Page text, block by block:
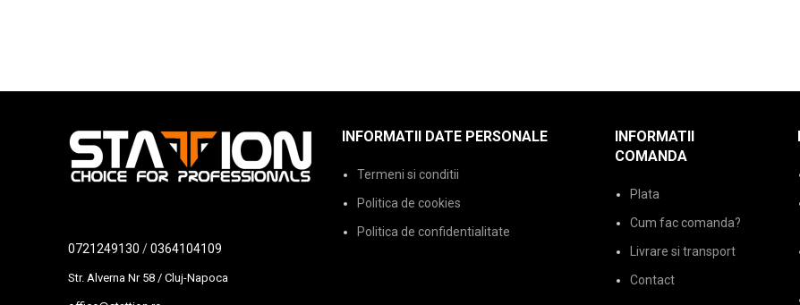
0721249130 /0364104109
Str. Alverna Nr 58 / Cluj-Napoca
INFORMATII DATE PERSONALE
Termeni si conditii
Politica de cookies
Politica de confidentialitate
INFORMATII
COMANDA
Plata
Cum fac comanda?
Livrare si transport
Contact